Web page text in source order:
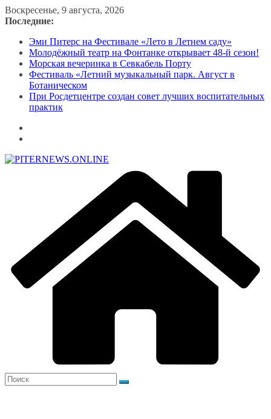
Перейти
к
Воскресенье, 9 августа, 2026
Последние:
Эми Питерс на Фестивале «Лето в Летнем саду»
Молодёжный театр на Фонтанке открывает 48-й сезон!
Морская вечеринка в Севкабель Порту
Фестиваль «Летний музыкальный парк. Август в
Ботаническом
При Росдетцентре создан совет лучших воспитательных
практик